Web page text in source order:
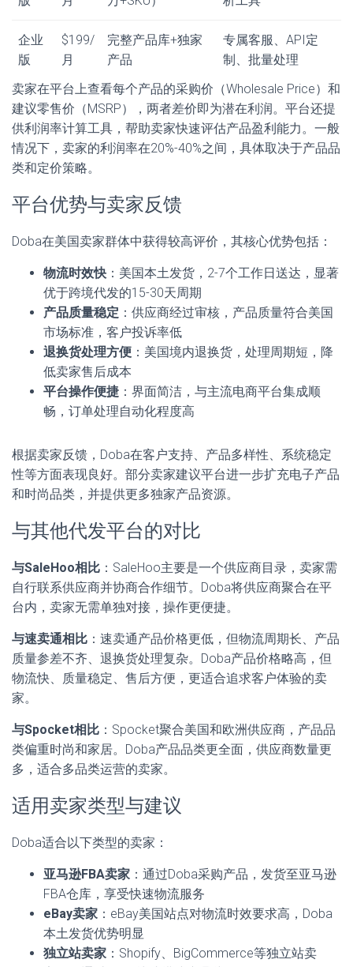
企业
版
$199/
月
完整产品库+独家
产品
专属客服、API定
制、批量处理
卖家在平台上查看每个产品的采购价（Wholesale Price）和
建议零售价（MSRP），两者差价即为潜在利润。平台还提
供利润率计算工具，帮助卖家快速评估产品盈利能力。一般
情况下，卖家的利润率在20%-40%之间，具体取决于产品品
类和定价策略。
平台优势与卖家反馈
Doba在美国卖家群体中获得较高评价，其核心优势包括：
物流时效快 ：美国本土发货，2-7个工作日送达，显著
优于跨境代发的15-30天周期
产品质量稳定 ：供应商经过审核，产品质量符合美国
市场标准，客户投诉率低
退换货处理方便 ：美国境内退换货，处理周期短，降
低卖家售后成本
平台操作便捷 ：界面简洁，与主流电商平台集成顺
畅，订单处理自动化程度高
根据卖家反馈，Doba在客户支持、产品多样性、系统稳定
性等方面表现良好。部分卖家建议平台进一步扩充电子产品
和时尚品类，并提供更多独家产品资源。
与其他代发平台的对比
与SaleHoo相比 ：SaleHoo主要是一个供应商目录，卖家需
自行联系供应商并协商合作细节。Doba将供应商聚合在平
台内，卖家无需单独对接，操作更便捷。
与速卖通相比 ：速卖通产品价格更低，但物流周期长、产品
质量参差不齐、退换货处理复杂。Doba产品价格略高，但
物流快、质量稳定、售后方便，更适合追求客户体验的卖
家。
与Spocket相比 ：Spocket聚合美国和欧洲供应商，产品品
类偏重时尚和家居。Doba产品品类更全面，供应商数量更
多，适合多品类运营的卖家。
适用卖家类型与建议
Doba适合以下类型的卖家：
亚马逊FBA卖家 ：通过Doba采购产品，发货至亚马逊
FBA仓库，享受快速物流服务
eBay卖家 ：eBay美国站点对物流时效要求高，Doba
本土发货优势明显
独立站卖家 ：Shopify、BigCommerce等独立站卖